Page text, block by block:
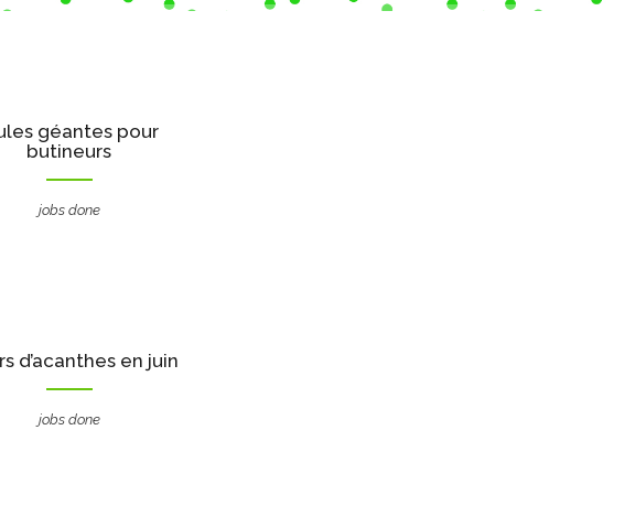
géantes pour
butineurs
jobs done
d’acanthes en juin
jobs done